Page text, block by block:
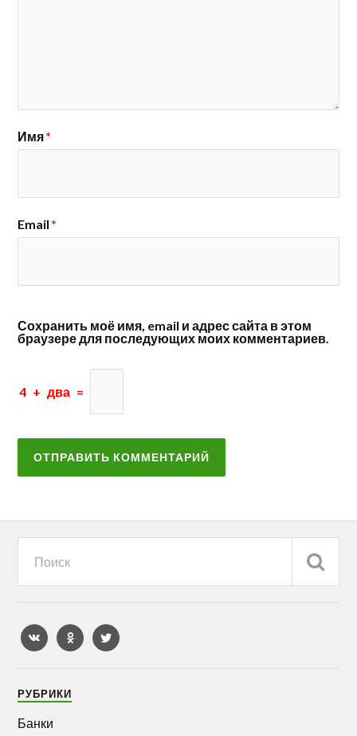
Имя*
Email *
Сохранить моё имя, email и адрес сайта в этом
браузере для последующих моих комментариев.
4 + два =
РУБРИКИ
Банки